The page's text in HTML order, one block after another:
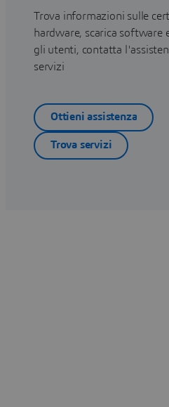
Trova informazioni sulle
hardware, scarica software
gli utenti, contatta
servizi
Ottieni assistenza
Trova servizi